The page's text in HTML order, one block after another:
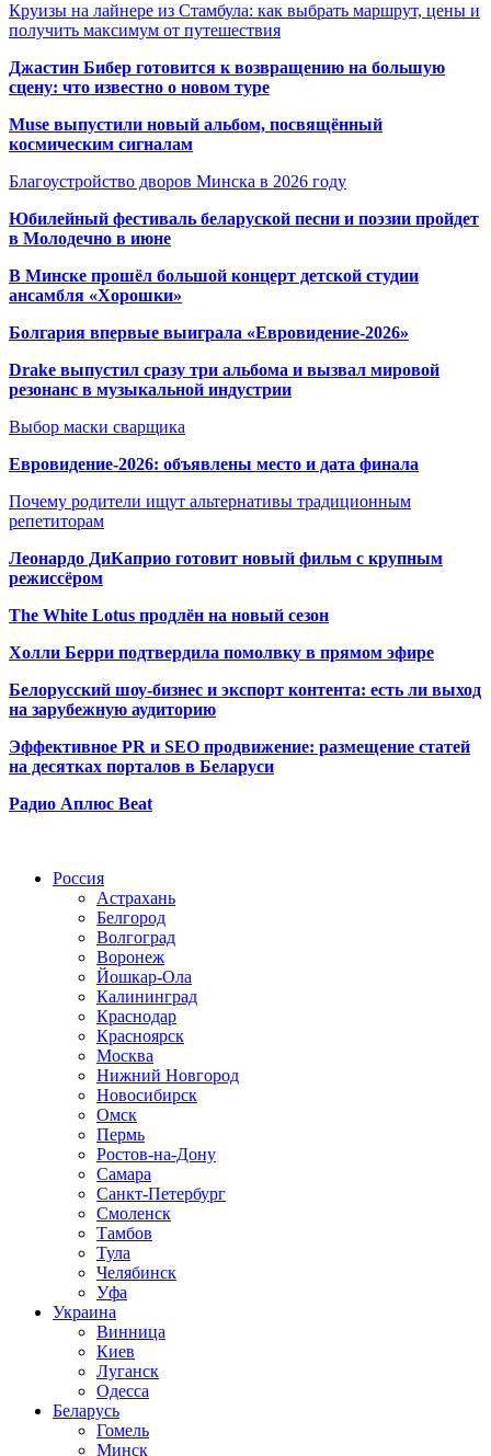
Круизы на лайнере из Стамбула: как выбрать маршрут, цены и
получить максимум от путешествия
Джастин Бибер готовится к возвращению на большую
сцену: что известно о новом туре
Muse выпустили новый альбом, посвящённый
космическим сигналам
Благоустройство дворов Минска в 2026 году
Юбилейный фестиваль беларуской песни и поэзии пройдет
в Молодечно в июне
В Минске прошёл большой концерт детской студии
ансамбля «Хорошки»
Болгария впервые выиграла «Евровидение-2026»
Drake выпустил сразу три альбома и вызвал мировой
резонанс в музыкальной индустрии
Выбор маски сварщика
Евровидение-2026: объявлены место и дата финала
Почему родители ищут альтернативы традиционным
репетиторам
Леонардо ДиКаприо готовит новый фильм с крупным
режиссёром
The White Lotus продлён на новый сезон
Холли Берри подтвердила помолвку в прямом эфире
Белорусский шоу-бизнес и экспорт контента: есть ли выход
на зарубежную аудиторию
Эффективное PR и SEO продвижение: размещение статей
на десятках порталов в Беларуси
Радио Аплюс Beat
Россия
Астрахань
Белгород
Волгоград
Воронеж
Йошкар-Ола
Калининград
Краснодар
Красноярск
Москва
Нижний Новгород
Новосибирск
Омск
Пермь
Ростов-на-Дону
Самара
Санкт-Петербург
Смоленск
Тамбов
Тула
Челябинск
Уфа
Украина
Винница
Киев
Луганск
Одесса
Беларусь
Гомель
Минск